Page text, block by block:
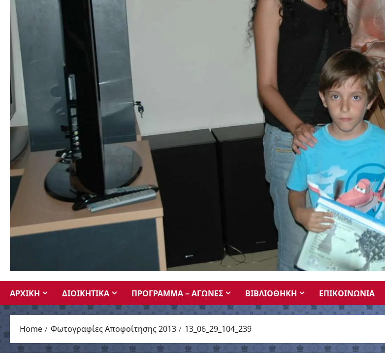
ΑΡΧΙΚΗ ΔΙΟΙΚΗΤΙΚΑ ΠΡΟΓΡΑΜΜΑ – ΑΓΩΝΕΣ ΒΙΒΛΙΟΘΗΚΗ ΕΠΙΚΟΙΝΩΝΙΑ
Home Φωτογραφίες Αποφοίτησης 2013 13_06_29_104_239